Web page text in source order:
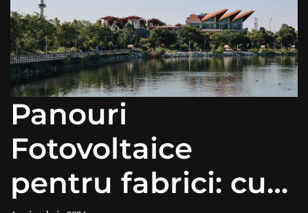
Panouri
Fotovoltaice
pentru fabrici: cum